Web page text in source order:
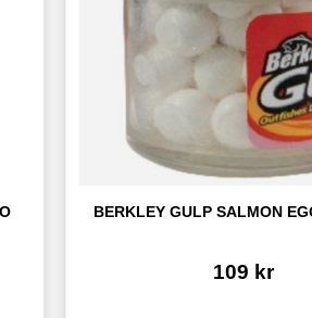
BERKLEY GULP SALMON
109 kr